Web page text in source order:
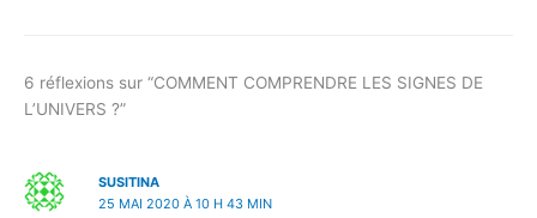
6 réflexions sur “COMMENT COMPRENDRE LES SIGNES DE
L’UNIVERS ?”
SUSITINA
25 MAI 2020 À 10 H 43 MIN